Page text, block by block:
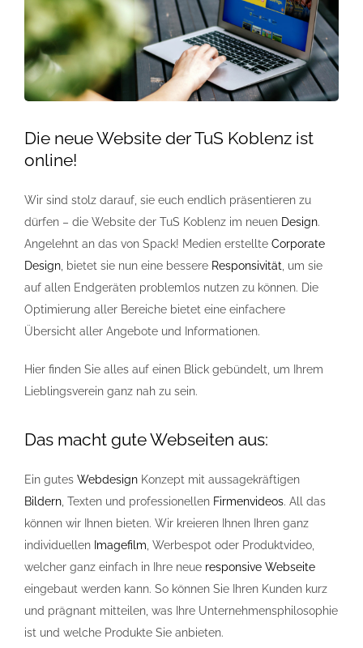
FAQ
Jobs
Die neue Website der TuS Koblenz ist
online!
Wir sind stolz darauf, sie euch endlich präsentieren zu
dürfen – die Website der TuS Koblenz im neuen Design.
Angelehnt an das von Spack! Medien erstellte Corporate
Design , bietet sie nun eine bessere Responsivität , um sie
auf allen Endgeräten problemlos nutzen zu können. Die
Optimierung aller Bereiche bietet eine einfachere
Übersicht aller Angebote und Informationen.
Hier finden Sie alles auf einen Blick gebündelt, um Ihrem
Lieblingsverein ganz nah zu sein.
Das macht gute Webseiten aus:
Ein gutes Webdesign Konzept mit aussagekräftigen
Bildern , Texten und professionellen Firmenvideos. All das
können wir Ihnen bieten. Wir kreieren Ihnen Ihren ganz
individuellen Imagefilm , Werbespot oder Produktvideo,
welcher ganz einfach in Ihre neue responsive Webseite
eingebaut werden kann. So können Sie Ihren Kunden kurz
und prägnant mitteilen, was Ihre Unternehmensphilosophie
ist und welche Produkte Sie anbieten.